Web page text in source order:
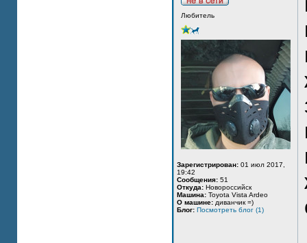
Любитель
Зарегистрирован: 01 июл 2017,
19:42
Сообщения: 51
Откуда: Новороссийск
Машина: Toyota Vista Ardeo
О машине: диванчик =)
Блог: Посмотреть блог (1)